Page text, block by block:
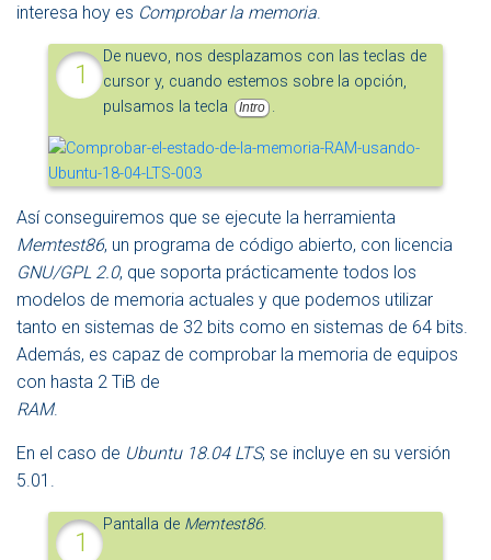
interesa hoy es Comprobar la memoria
De nuevo, nos desplazamos con las teclas de
cursor y, cuando estemos sobre la opción,
pulsamos la tecla
Intro .
Así conseguiremos que se ejecute la herramienta
Memtest86, un programa de código abierto, con licencia
GNU/GPL 2.0, que soporta prácticamente todos los
modelos de memoria actuales y que podemos utilizar
tanto en sistemas de 32 bits como en sistemas de 64 bits.
Además, es capaz de comprobar la memoria de equipos
con hasta 2 TiB de
RAM.
En el caso de Ubuntu 18.04 LTS, se incluye en su versión
5.01.
Pantalla de Memtest86.